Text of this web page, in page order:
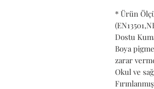
* Ürün
Dostu
Boya
zarar
Okul ve